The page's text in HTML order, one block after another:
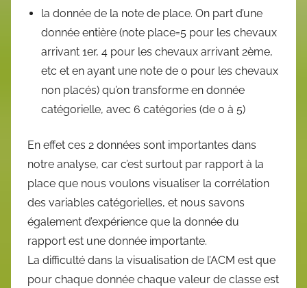
la donnée de la note de place. On part d’une
donnée entière (note place=5 pour les chevaux
arrivant 1er, 4 pour les chevaux arrivant 2ème,
etc et en ayant une note de 0 pour les chevaux
non placés) qu’on transforme en donnée
catégorielle, avec 6 catégories (de 0 à 5)
En effet ces 2 données sont importantes dans
notre analyse, car c’est surtout par rapport à la
place que nous voulons visualiser la corrélation
des variables catégorielles, et nous savons
également d’expérience que la donnée du
rapport est une donnée importante.
La difficulté dans la visualisation de l’ACM est que
pour chaque donnée chaque valeur de classe est